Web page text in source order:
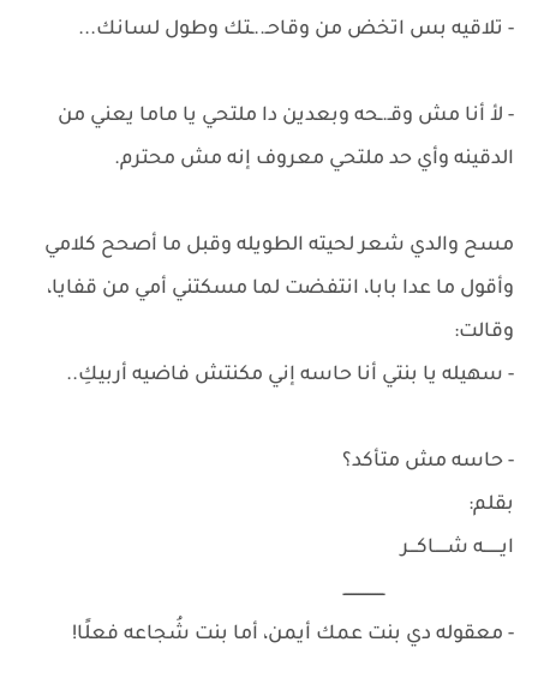
- تلاقيه بس اتخض من وقاحـ..ـتك وطول لسانك...
- لأ أنا مش وقـ.ـحه وبعدين دا ملتحي يا ماما يعني من
الدقينه وأي حد ملتحي معروف إنه مش محترم.
مسح والدي شعر لحيته الطويله وقبل ما أصحح كلامي
وأقول ما عدا بابا، انتفضت لما مسكتني أمي من قفايا،
وقالت:
- سهيله يا بنتي أنا حاسه إني مكنتش فاضيه أربيكِ..
- حاسه مش متأكد؟
بقلم:
ايـــــــه شـــــاكـــر
ـــــــــــــــــ
- معقوله دي بنت عمك أيمن، أما بنت شُجاعه فعلًا!